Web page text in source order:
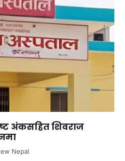
अंकसहित शिवराज
Nepal